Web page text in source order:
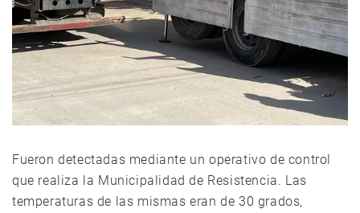
Fueron detectadas mediante un operativo de control
que realiza la Municipalidad de Resistencia. Las
temperaturas de las mismas eran de 30 grados,